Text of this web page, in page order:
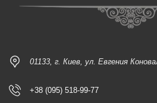
01133, г. Киев, ул. Евгения
+38 (095) 518-99-77